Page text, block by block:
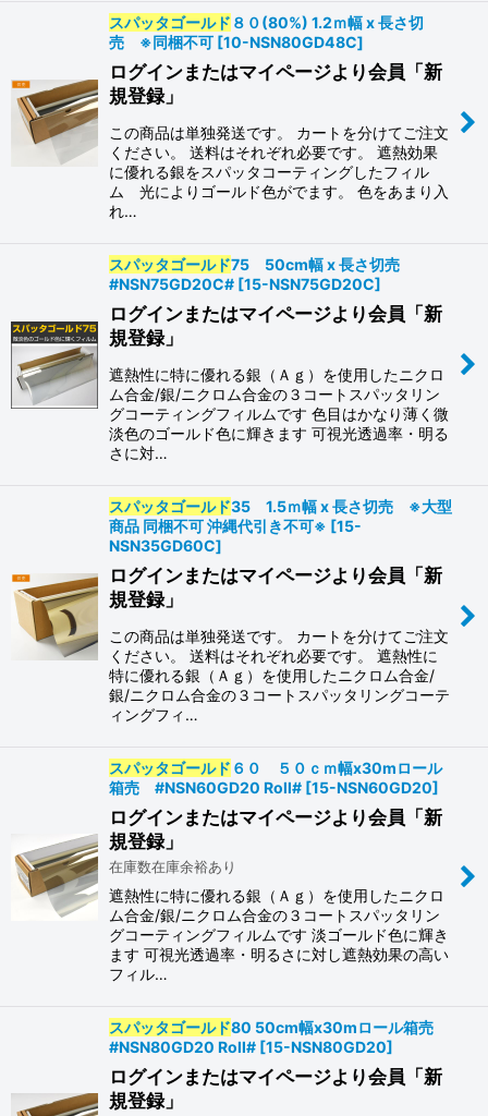
スパッタゴールド ８０(80%) 1.2ｍ幅 x 長さ切
売 ※同梱不可 [10-NSN80GD48C]
ログインまたはマイページより会員「新
規登録」
この商品は単独発送です。 カートを分けてご注文
ください。 送料はそれぞれ必要です。 遮熱効果
に優れる銀をスパッタコーティングしたフィル
ム 光によりゴールド色がでます。 色をあまり入
れ…
スパッタゴールド75 50cm幅 x 長さ切売
#NSN75GD20C# [15-NSN75GD20C]
ログインまたはマイページより会員「新
規登録」
遮熱性に特に優れる銀（Ａｇ）を使用したニクロ
ム合金/銀/ニクロム合金の３コートスパッタリン
グコーティングフィルムです 色目はかなり薄く微
淡色のゴールド色に輝きます 可視光透過率・明る
さに対…
スパッタゴールド35 1.5ｍ幅 x 長さ切売 ※大型
商品 同梱不可 沖縄代引き不可※ [15-
NSN35GD60C]
ログインまたはマイページより会員「新
規登録」
この商品は単独発送です。 カートを分けてご注文
ください。 送料はそれぞれ必要です。 遮熱性に
特に優れる銀（Ａｇ）を使用したニクロム合金/
銀/ニクロム合金の３コートスパッタリングコーテ
ィングフィ…
スパッタゴールド ６０ ５０ｃｍ幅x30mロール
箱売 #NSN60GD20 Roll# [15-NSN60GD20]
ログインまたはマイページより会員「新
規登録」
在庫数在庫余裕あり
遮熱性に特に優れる銀（Ａｇ）を使用したニクロ
ム合金/銀/ニクロム合金の３コートスパッタリン
グコーティングフィルムです 淡ゴールド色に輝き
ます 可視光透過率・明るさに対し遮熱効果の高い
フィル…
スパッタゴールド80 50cm幅x30mロール箱売
#NSN80GD20 Roll# [15-NSN80GD20]
ログインまたはマイページより会員「新
規登録」